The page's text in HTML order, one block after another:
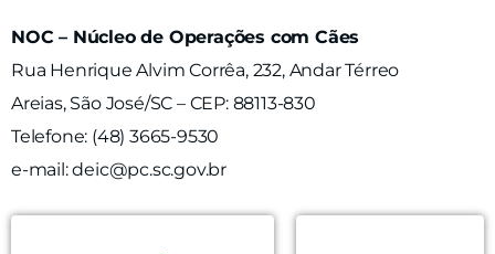
NOC – Núcleo de Operações com Cães
Rua Henrique Alvim Corrêa, 232, Andar Térreo
Areias, São José/SC – CEP: 88113-830
Telefone: (48) 3665-9530
e-mail: deic@pc.sc.gov.br